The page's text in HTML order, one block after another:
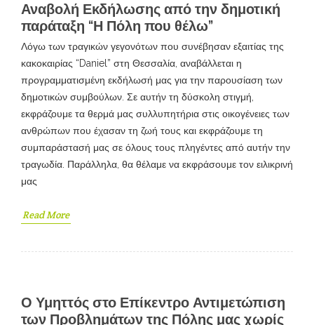
Αναβολή Εκδήλωσης από την δημοτική
παράταξη “Η Πόλη που θέλω”
Λόγω των τραγικών γεγονότων που συνέβησαν εξαιτίας της
κακοκαιρίας “Daniel” στη Θεσσαλία, αναβάλλεται η
προγραμματισμένη εκδήλωσή μας για την παρουσίαση των
δημοτικών συμβούλων. Σε αυτήν τη δύσκολη στιγμή,
εκφράζουμε τα θερμά μας συλλυπητήρια στις οικογένειες των
ανθρώπων που έχασαν τη ζωή τους και εκφράζουμε τη
συμπαράστασή μας σε όλους τους πληγέντες από αυτήν την
τραγωδία. Παράλληλα, θα θέλαμε να εκφράσουμε τον ειλικρινή
μας
Read More
Ο Υμηττός στο Επίκεντρο Αντιμετώπιση
των Προβλημάτων της Πόλης μας χωρίς